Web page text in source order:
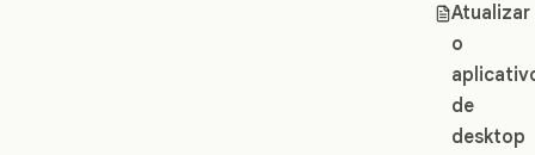
Atualizar
o
de
desktop